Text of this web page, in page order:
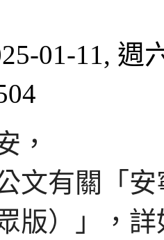
01-11, 週
，
文有關「
版）」，